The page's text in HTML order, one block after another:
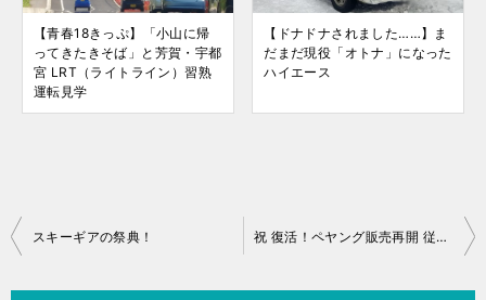
【青春18きっぷ】「小山に帰
ってきたきそば」と芳賀・宇都
宮 LRT（ライトライン）習熟
運転見学
【ドナドナされました……】ま
だまだ現役「オトナ」になった
ハイエース
投
スキーギアの祭典！ 祝 復活！ペヤング販売再開 従来との違いは？